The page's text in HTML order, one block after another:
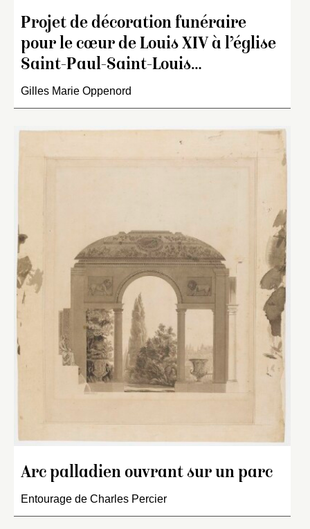
Projet de décoration funéraire
pour le cœur de Louis XIV à l’église
Saint-Paul-Saint-Louis…
Gilles Marie Oppenord
Arc palladien ouvrant sur un parc
Entourage de Charles Percier